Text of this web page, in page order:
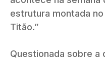
estrutura montada
Titão.”
Questionada sobre a